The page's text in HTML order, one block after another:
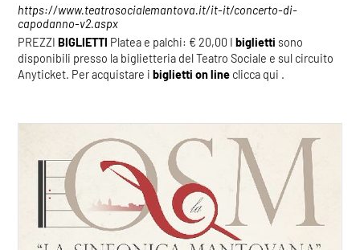
https://www.teatrosocialemantova.it/it-it/concerto-di-
capodanno-v2.aspx
PREZZIBIGLIETTI Platea e palchi: € 20,00 Ibiglietti sono
disponibili presso la biglietteria del Teatro Sociale e sul circuito
Anyticket. Per acquistare ibiglietti online clicca qui .